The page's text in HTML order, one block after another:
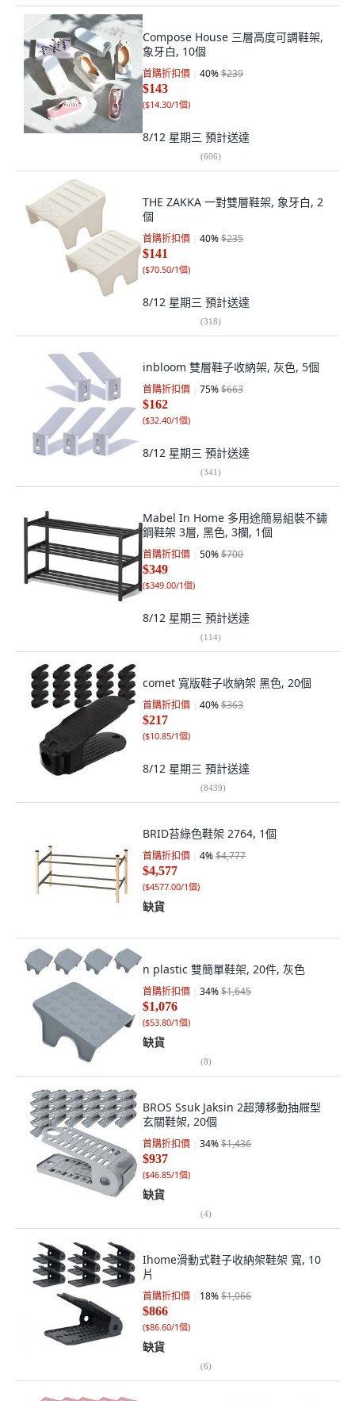
Compose House 三層高度可調鞋架,
象牙白, 10個
首購折扣價 40%$239
$143
($14.30/1個)
8/12 星期三 預計送達
(606)
THE ZAKKA 一對雙層鞋架, 象牙白, 2
個
首購折扣價 40%$235
$141
($70.50/1個)
8/12 星期三 預計送達
(318)
inbloom 雙層鞋子收納架, 灰色, 5個
首購折扣價 75%$663
$162
($32.40/1個)
8/12 星期三 預計送達
(341)
Mabel In Home 多用途簡易組裝不鏽
鋼鞋架 3層, 黑色, 3欄, 1個
首購折扣價 50%$700
$349
($349.00/1個)
8/12 星期三 預計送達
(114)
comet 寬版鞋子收納架 黑色, 20個
首購折扣價 40%$363
$217
($10.85/1個)
8/12 星期三 預計送達
(8439)
BRID苔綠色鞋架 2764, 1個
首購折扣價 4%$4,777
$4,577
($4577.00/1個)
缺貨
n plastic 雙簡單鞋架, 20件, 灰色
首購折扣價 34%$1,645
$1,076
($53.80/1個)
缺貨
(8)
BROS Ssuk Jaksin 2超薄移動抽屜型
玄關鞋架, 20個
首購折扣價 34%$1,436
$937
($46.85/1個)
缺貨
(4)
Ihome滑動式鞋子收納架鞋架 寬, 10
片
首購折扣價 18%$1,066
$866
($86.60/1個)
缺貨
(6)